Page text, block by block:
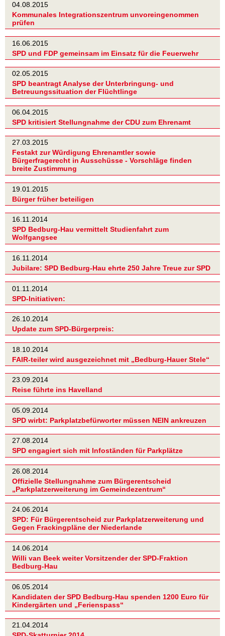
04.08.2015
Kommunales Integrationszentrum unvoreingenommen
prüfen
16.06.2015
SPD und FDP gemeinsam im Einsatz für die Feuerwehr
02.05.2015
SPD beantragt Analyse der Unterbringung- und
Betreuungssituation der Flüchtlinge
06.04.2015
SPD kritisiert Stellungnahme der CDU zum Ehrenamt
27.03.2015
Festakt zur Würdigung Ehrenamtler sowie
Bürgerfragerecht in Ausschüsse - Vorschläge finden
breite Zustimmung
19.01.2015
Bürger früher beteiligen
16.11.2014
SPD Bedburg-Hau vermittelt Studienfahrt zum
Wolfgangsee
16.11.2014
Jubilare: SPD Bedburg-Hau ehrte 250 Jahre Treue zur SPD
01.11.2014
SPD-Initiativen:
26.10.2014
Update zum SPD-Bürgerpreis:
18.10.2014
FAIR-teiler wird ausgezeichnet mit „Bedburg-Hauer Stele“
23.09.2014
Reise führte ins Havelland
05.09.2014
SPD wirbt: Parkplatzbefürworter müssen NEIN ankreuzen
27.08.2014
SPD engagiert sich mit Infoständen für Parkplätze
26.08.2014
Offizielle Stellungnahme zum Bürgerentscheid
„Parkplatzerweiterung im Gemeindezentrum“
24.06.2014
SPD: Für Bürgerentscheid zur Parkplatzerweiterung und
Gegen Frackingpläne der Niederlande
14.06.2014
Willi van Beek weiter Vorsitzender der SPD-Fraktion
Bedburg-Hau
06.05.2014
Kandidaten der SPD Bedburg-Hau spenden 1200 Euro für
Kindergärten und „Ferienspass“
21.04.2014